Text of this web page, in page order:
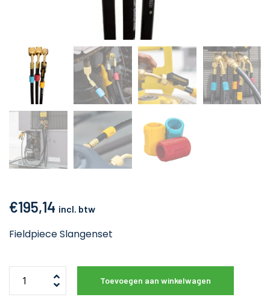
€195,14 incl. btw
Fieldpiece Slangenset
Toevoegen aan winkelwagen